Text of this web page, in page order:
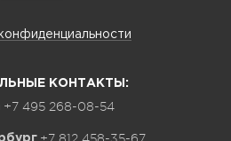
КОНТАКТЫ:
+7 495 268-08-54